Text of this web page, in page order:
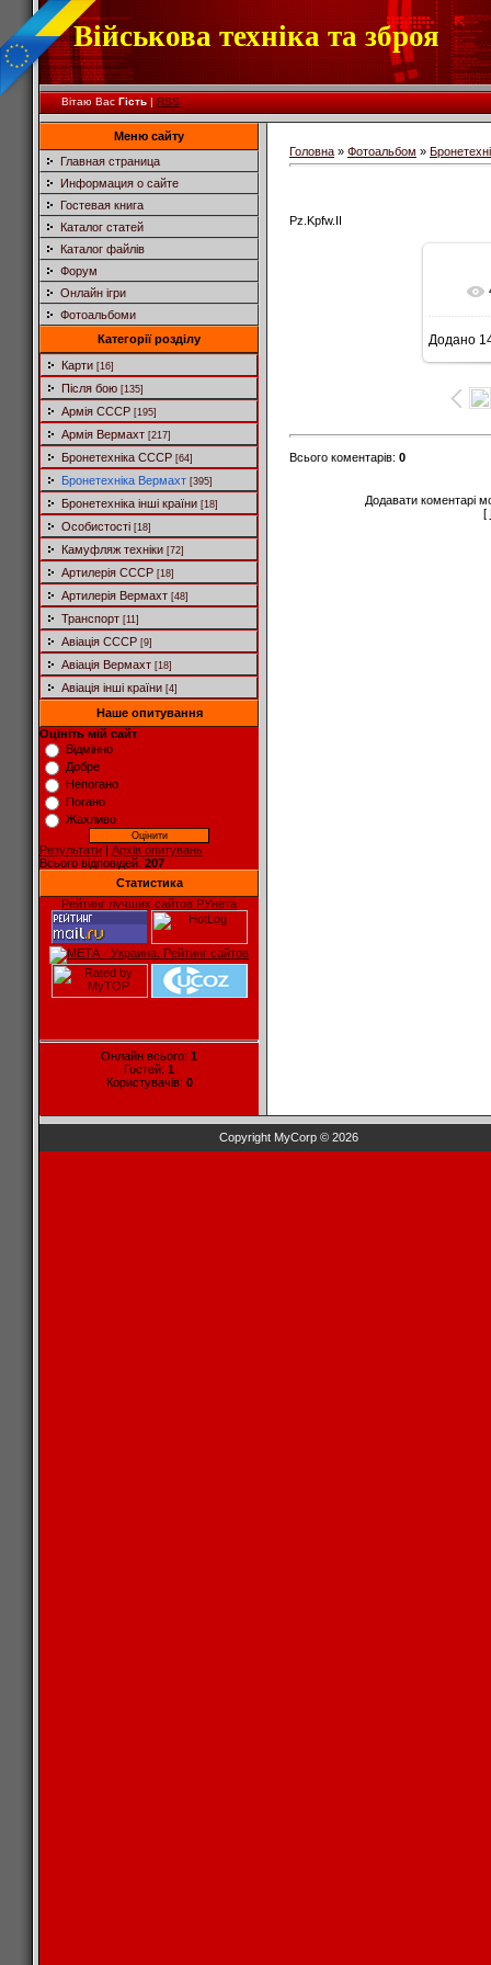
Військова техніка та зброя
Вітаю Вас Гість|RSS
Меню сайту
Главная страница
Информация о сайте
Гостевая книга
Каталог статей
Каталог файлів
Форум
Онлайн ігри
Фотоальбоми
Категорії розділу
Карти [16]
Після бою [135]
Армія СССР [195]
Армія Вермахт [217]
Бронетехніка СССР [64]
Бронетехніка Вермахт [395]
Бронетехніка інші країни [18]
Особистості [18]
Камуфляж техніки [72]
Артилерія СССР [18]
Артилерія Вермахт [48]
Транспорт [11]
Авіація СССР [9]
Авіація Вермахт [18]
Авіація інші країни [4]
Наше опитування
Оцініть мій сайт
Відмінно
Добре
Непогано
Погано
Жахливо
Результати | Архів опитувань
Всього відповідей: 207
Статистика
Рейтинг лучших сайтов РУнета
Онлайн всього: 1
Гостей: 1
Користувачів: 0
Головна » Фотоальбом »
Pz.Kpfw.II
Додано
Всього коментарів: 0
Додавати коментарі
[
Copyright MyCorp © 2026